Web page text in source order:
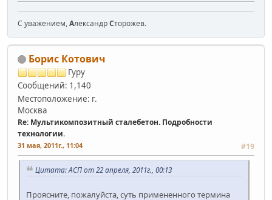
С уважением,АлександрСторожев.
Борис Котович
Гуру
Сообщений: 1,140
Местоположение: г.
Москва
Re: Мультикомпозитный сталебетон. Подробности
технологии.
31 мая, 2011г., 11:04 #19
Цитата: АСП от 22 апреля, 2011г., 00:13
Проясните, пожалуйста, суть примененного термина